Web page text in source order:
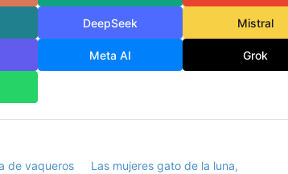
DeepSeek Mistral
Meta AI Grok
de vaqueros
Las mujeres gato de la luna,